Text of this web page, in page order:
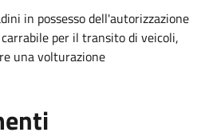
in possesso dell'autorizzazione
per il transito di veicoli,
una volturazione